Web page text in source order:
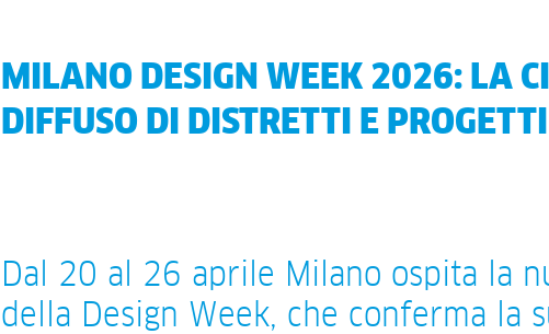
MILANO DESIGN WEEK 2026: LA
DIFFUSO DI DISTRETTI E PROGETTI
Dal 20 al 26 aprile Milano ospita la
della Design Week, che conferma la